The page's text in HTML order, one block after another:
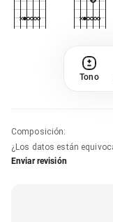
Tono
Composición:
¿Los datos están
Enviar revisión